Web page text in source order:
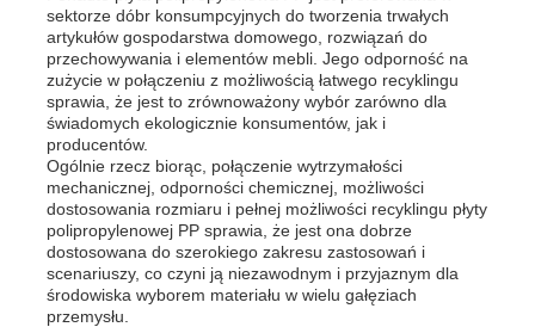
sektorze dóbr konsumpcyjnych do tworzenia trwałych
artykułów gospodarstwa domowego, rozwiązań do
przechowywania i elementów mebli. Jego odporność na
zużycie w połączeniu z możliwością łatwego recyklingu
sprawia, że ​​jest to zrównoważony wybór zarówno dla
świadomych ekologicznie konsumentów, jak i
producentów.
Ogólnie rzecz biorąc, połączenie wytrzymałości
mechanicznej, odporności chemicznej, możliwości
dostosowania rozmiaru i pełnej możliwości recyklingu płyty
polipropylenowej PP sprawia, że ​​jest ona dobrze
dostosowana do szerokiego zakresu zastosowań i
scenariuszy, co czyni ją niezawodnym i przyjaznym dla
środowiska wyborem materiału w wielu gałęziach
przemysłu.